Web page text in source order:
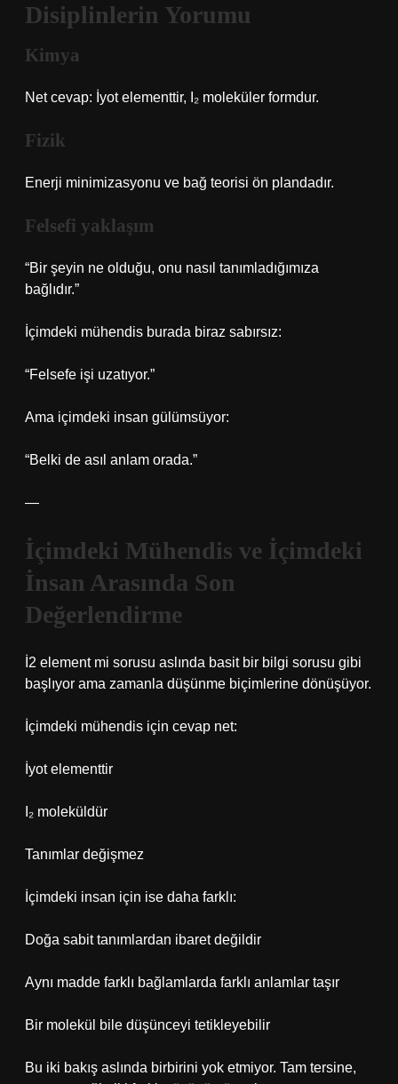
Disiplinlerin Yorumu
Kimya
Net cevap: İyot elementtir, I₂ moleküler formdur.
Fizik
Enerji minimizasyonu ve bağ teorisi ön plandadır.
Felsefi yaklaşım
“Bir şeyin ne olduğu, onu nasıl tanımladığımıza
bağlıdır.”
İçimdeki mühendis burada biraz sabırsız:
“Felsefe işi uzatıyor.”
Ama içimdeki insan gülümsüyor:
“Belki de asıl anlam orada.”
—
İçimdeki Mühendis ve İçimdeki
İnsan Arasında Son
Değerlendirme
İ2 element mi sorusu aslında basit bir bilgi sorusu gibi
başlıyor ama zamanla düşünme biçimlerine dönüşüyor.
İçimdeki mühendis için cevap net:
İyot elementtir
I₂ moleküldür
Tanımlar değişmez
İçimdeki insan için ise daha farklı:
Doğa sabit tanımlardan ibaret değildir
Aynı madde farklı bağlamlarda farklı anlamlar taşır
Bir molekül bile düşünceyi tetikleyebilir
Bu iki bakış aslında birbirini yok etmiyor. Tam tersine,